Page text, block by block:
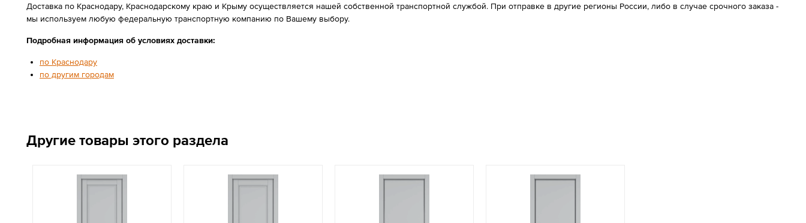
Доставка по Краснодару, Краснодарскому краю и Крыму осуществляется нашей собственной транспортной службой. При отправке в другие регионы России, либо в случае срочного заказа -
мы используем любую федеральную транспортную компанию по Вашему выбору.
Подробная информация об условиях доставки:
по Краснодару
по другим городам
Другие товары этого раздела